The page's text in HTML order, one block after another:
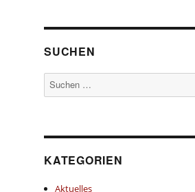
SUCHEN
Suchen
nach:
KATEGORIEN
Aktuelles